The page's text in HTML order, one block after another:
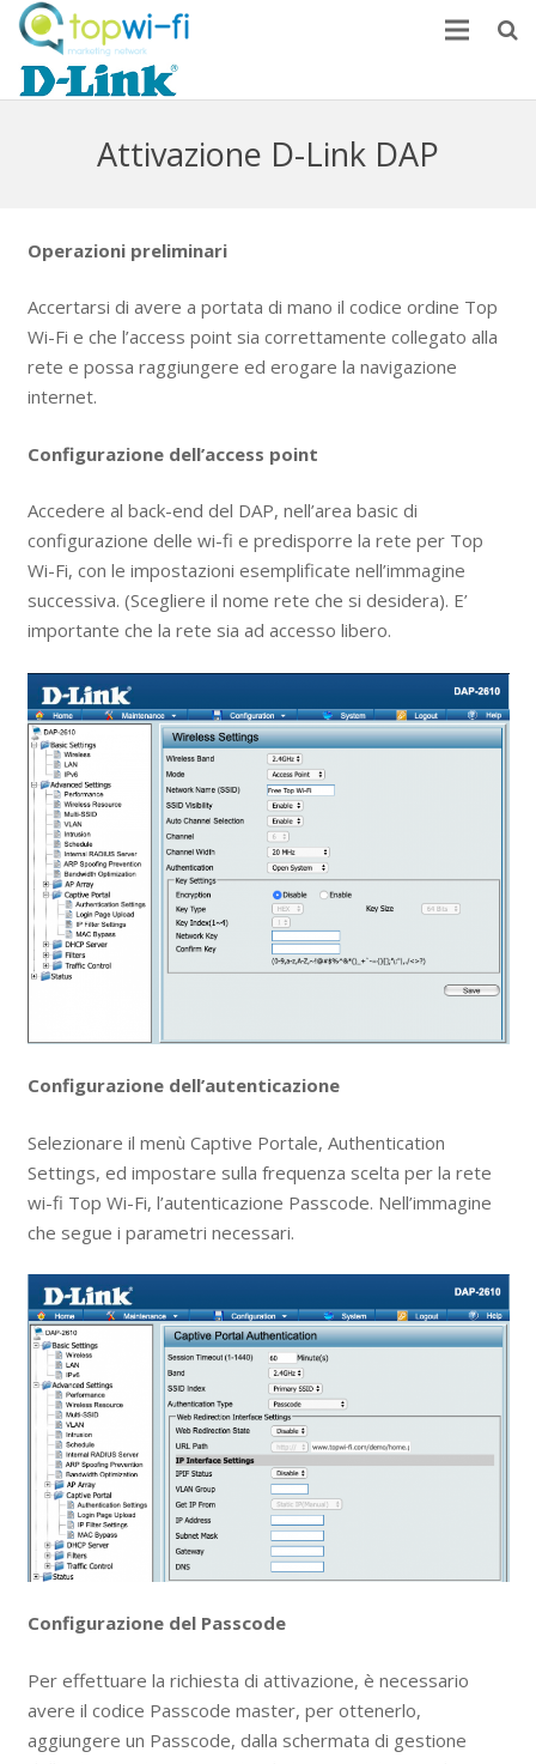
Home
Come monetizzare
FAQ
Contatti
Attivazione D-Link DAP
Operazioni preliminari
Accertarsi di avere a portata di mano il codice ordine Top
Wi-Fi e che l’access point sia correttamente collegato alla
rete e possa raggiungere ed erogare la navigazione
internet.
Configurazione dell’access point
Accedere al back-end del DAP, nell’area basic di
configurazione delle wi-fi e predisporre la rete per Top
Wi-Fi, con le impostazioni esemplificate nell’immagine
successiva. (Scegliere il nome rete che si desidera). E’
importante che la rete sia ad accesso libero.
Configurazione dell’autenticazione
Selezionare il menù Captive Portale, Authentication
Settings, ed impostare sulla frequenza scelta per la rete
wi-fi Top Wi-Fi, l’autenticazione Passcode. Nell’immagine
che segue i parametri necessari.
Configurazione del Passcode
Per effettuare la richiesta di attivazione, è necessario
avere il codice Passcode master, per ottenerlo,
aggiungere un Passcode, dalla schermata di gestione